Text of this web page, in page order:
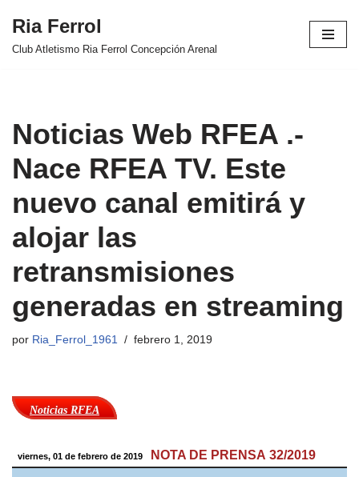
Saltar
Ria Ferrol
Club Atletismo Ria Ferrol Concepción Arenal
Noticias Web RFEA .-
Nace RFEA TV. Este
nuevo canal emitirá y
alojar las
retransmisiones
generadas en streaming
por Ria_Ferrol_1961 febrero 1, 2019
Noticias RFEA
viernes, 01 de febrero de 2019 NOTA DE PRENSA 32/2019